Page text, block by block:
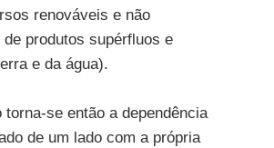
renováveis e não
produtos supérfluos e
e da água).
se então a dependência
de um lado com a própria